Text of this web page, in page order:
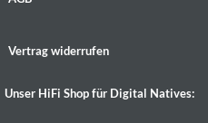
Vertrag widerrufen
Unser HiFi Shop für Digital Natives: